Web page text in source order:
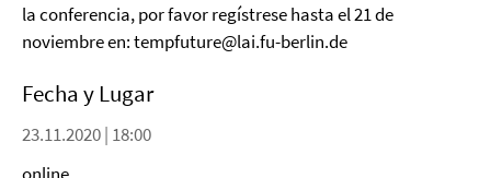
la conferencia, por favor regístrese hasta el 21 de
noviembre en: tempfuture@lai.fu-berlin.de
Fecha y Lugar
23.11.2020 | 18:00